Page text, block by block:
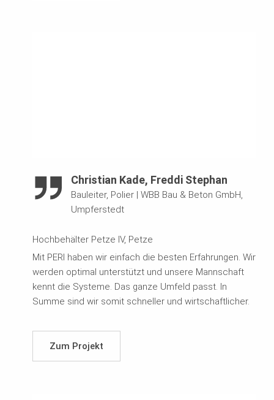
Christian Kade, Freddi Stephan
Bauleiter, Polier
WBB Bau & Beton GmbH,
Umpferstedt
Hochbehälter Petze IV, Petze
Mit PERI haben wir einfach die besten Erfahrungen. Wir
werden optimal unterstützt und unsere Mannschaft
kennt die Systeme. Das ganze Umfeld passt. In
Summe sind wir somit schneller und wirtschaftlicher.
Zum Projekt